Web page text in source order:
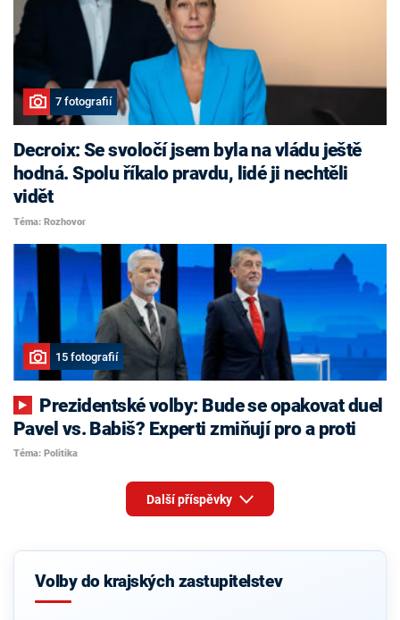
7 fotografií
Decroix: Se svoločí jsem byla na vládu ještě
hodná. Spolu říkalo pravdu, lidé ji nechtěli
vidět
Téma: Rozhovor
15 fotografií
Pavel vs. Babiš? Experti zmiňují pro a proti
Téma: Politika
Další příspěvky
Volby do krajských zastupitelstev